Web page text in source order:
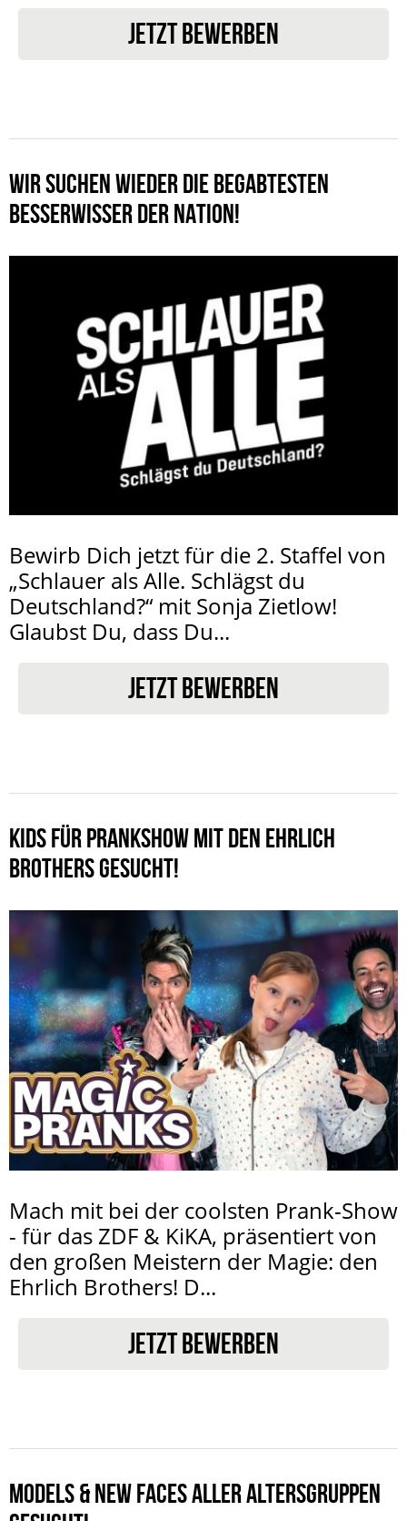
JETZT BEWERBEN
WIR SUCHEN WIEDER DIE BEGABTESTEN
BESSERWISSER DER NATION!
Bewirb Dich jetzt für die 2. Staffel von
„Schlauer als Alle. Schlägst du
Deutschland?“ mit Sonja Zietlow!
Glaubst Du, dass Du...
JETZT BEWERBEN
KIDS FÜR PRANKSHOW MIT DEN EHRLICH
BROTHERS GESUCHT!
Mach mit bei der coolsten Prank-Show
- für das ZDF & KiKA, präsentiert von
den großen Meistern der Magie: den
Ehrlich Brothers! D...
JETZT BEWERBEN
MODELS & NEW FACES ALLER ALTERSGRUPPEN